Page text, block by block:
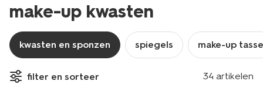
make-up kwasten
kwasten en sponzen spiegels make-up
filter en sorteer 34 artikelen
vegan